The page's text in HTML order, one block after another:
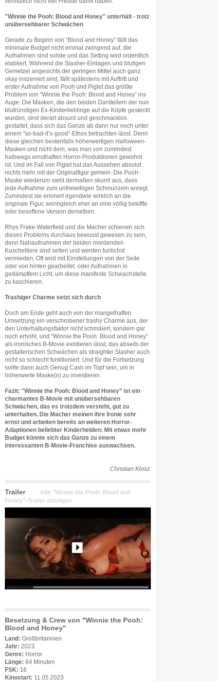
"Winnie the Pooh: Blood and Honey" unterhält - trotz
unübersehbarer Schwächen
Gerade zu Beginn von "Blood and Honey” fällt das
minimale Budget nicht einmal zwingend auf, die
Aufnahmen sind solide und das Setting wird ordentlich
etabliert. Während die Slasher-Einlagen und blutigen
Gemetzel angesichts der geringen Mittel auch ganz
okay inszeniert sind, fällt spätestens mit Auftritt und
erster Aufnahme von Pooh und Piglet das größte
Problem von "Winnie the Pooh: Blood and Honey” ins
Auge: Die Masken, die den beiden Darstellern der nun
blutrünstigen Ex-Kinderlieblinge auf die Köpfe gesteckt
wurden, sind derart absurd und geschmacklos
gestaltet, dass sich das Ganze ab dann nur noch unter
einem "so-bad-it’s-good”-Ethos betrachten lässt. Denn
diese gleichen bestenfalls höherwertigen Halloween-
Masken und nicht dem, was man von zumindest
halbwegs ernsthaften Horror-Produktionen gewohnt
ist. Und im Fall von Piglet hat das Aussehen absolut
nichts mehr mit der Originalfigur gemein. Die Pooh-
Maske wiederum sieht dermaßen skurril aus, dass
jede Aufnahme zum unfreiwilligen Schmunzeln anregt.
Zumindest sie erinnert irgendwie wirklich an die
originale Figur, wenngleich eher an eine völlig bekiffte
oder besoffene Version derselben.
Rhys Frake-Waterfield und die Macher schienen sich
dieses Problems durchaus bewusst gewesen zu sein,
denn Nahaufnahmen der beiden mordenden
Kuscheltiere sind selten und werden tunlichst
vermieden. Oft wird mit Einstellungen von der Seite
oder von hinten gearbeitet, oder Aufnahmen in
gedämpftem Licht, um diese manifeste Schwachstelle
zu kaschieren.
Trashiger Charme setzt sich durch
Doch am Ende geht auch von der mangelhaften
Umsetzung ein verschrobener trashy Charme aus, der
den Unterhaltungsfaktor nicht schmälert, sondern gar
noch erhöht, und "Winnie the Pooh: Blood and Honey”
als ironisches B-Movie existieren lässt, das abseits der
gestalterischen Schwächen als straighter Slasher auch
nicht so schlecht funktioniert. Und für die Fortsetzung
sollte dann auch Genug Cash im Topf sein, um in
höherwerte Maske(n) zu investieren.
Fazit: "Winnie the Pooh: Blood and Honey” ist ein
charmantes B-Movie mit unübersehbaren
Schwächen, das es trotzdem versteht, gut zu
unterhalten. Die Macher meinen ihre Ironie sehr
ernst und arbeiten bereits an weiteren Horror-
Adaptionen beliebter Kinderhelden: Mit etwas mehr
Budget könnte sich das Ganze zu einem
interessanten B-Movie-Franchise auswachsen.
Christian Klosz
Trailer
Alle "Winnie the Pooh: Blood and
Honey"-Trailer anzeigen
Besetzung & Crew von "Winnie the Pooh:
Blood and Honey"
Land: Großbritannien
Jahr: 2023
Genre: Horror
Länge: 84 Minuten
FSK: 16
Kinostart: 11.05.2023